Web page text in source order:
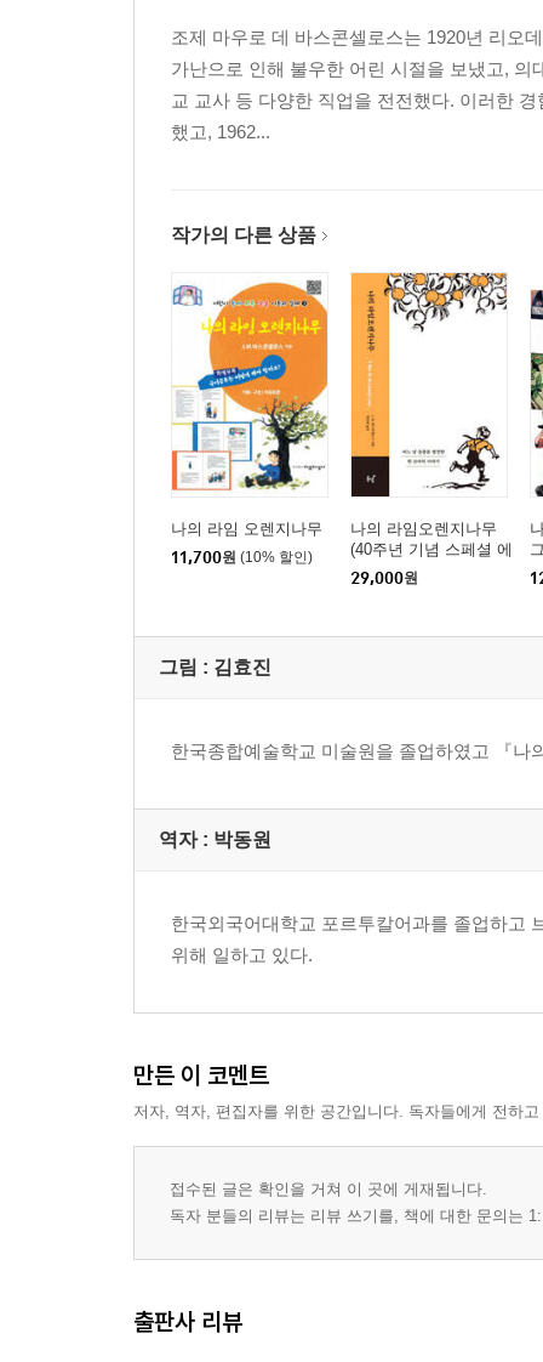
조제 마우로 데 바스콘셀로스는 1920년 리오
가난으로 인해 불우한 어린 시절을 보냈고,
교 교사 등 다양한 직업을 전전했다. 이러한
했고, 1962...
작가의 다른 상품
나의 라임 오렌지나무
11,700원 (10% 할인)
나의 라임오렌지나무
(40주년 기념 스페셜 에
디션) (큰글자도서)
29,000원
그림 : 김효진
한국종합예술학교 미술원을 졸업하였고 『
역자 : 박동원
한국외국어대학교 포르투칼어과를 졸업하고
위해 일하고 있다.
만든 이 코멘트
저자, 역자, 편집자를 위한 공간입니다. 독자들에게 전하
접수된 글은 확인을 거쳐 이 곳에 게재됩니다.
독자 분들의 리뷰는 리뷰 쓰기를, 책에 대한 문의는
출판사 리뷰